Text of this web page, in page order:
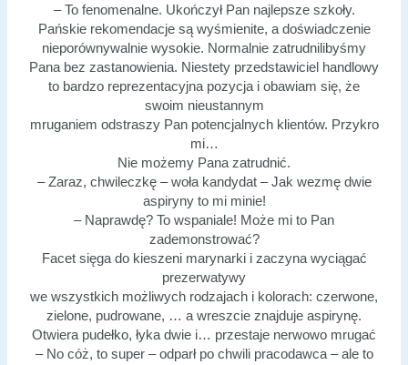
– To fenomenalne. Ukończył Pan najlepsze szkoły.
Pańskie rekomendacje są wyśmienite, a doświadczenie
nieporównywalnie wysokie. Normalnie zatrudnilibyśmy
Pana bez zastanowienia. Niestety przedstawiciel handlowy
to bardzo reprezentacyjna pozycja i obawiam się, że
swoim nieustannym
mruganiem odstraszy Pan potencjalnych klientów. Przykro
mi…
Nie możemy Pana zatrudnić.
– Zaraz, chwileczkę – woła kandydat – Jak wezmę dwie
aspiryny to mi minie!
– Naprawdę? To wspaniale! Może mi to Pan
zademonstrować?
Facet sięga do kieszeni marynarki i zaczyna wyciągać
prezerwatywy
we wszystkich możliwych rodzajach i kolorach: czerwone,
zielone, pudrowane, … a wreszcie znajduje aspirynę.
Otwiera pudełko, łyka dwie i… przestaje nerwowo mrugać
– No cóż, to super – odparł po chwili pracodawca – ale to